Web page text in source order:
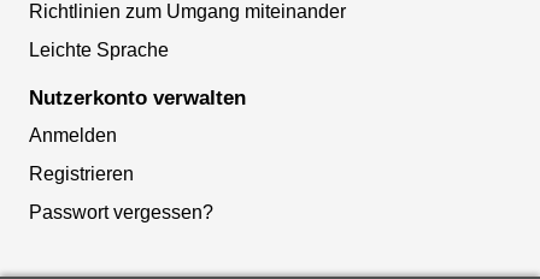
Richtlinien zum Umgang miteinander
Leichte Sprache
Nutzerkonto verwalten
Anmelden
Registrieren
Passwort vergessen?